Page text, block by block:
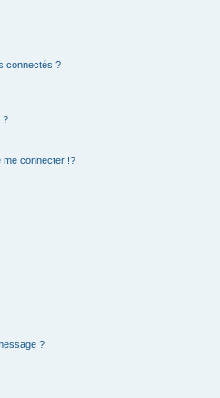
connectés ?
?
me connecter !?
?